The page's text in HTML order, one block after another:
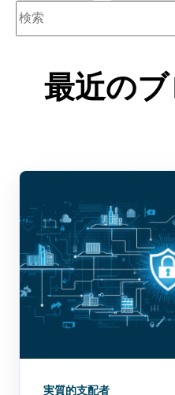
これは、自動候補機能付きの検
最近の
実質的支配者